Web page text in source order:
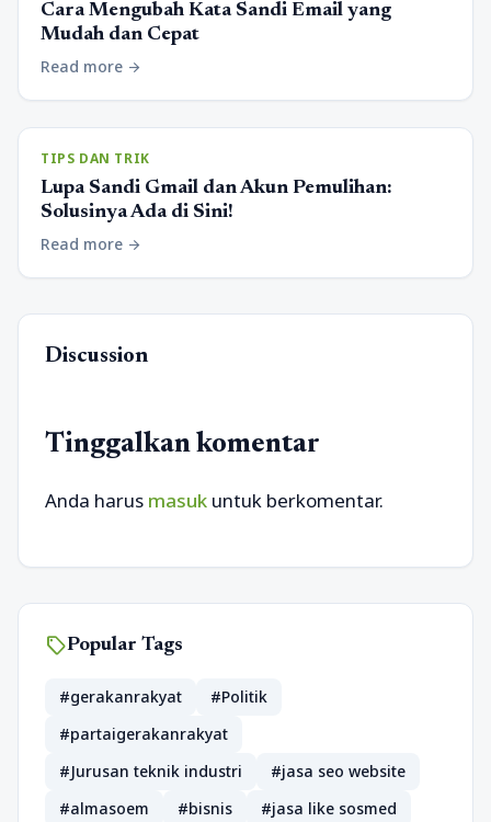
Cara Mengubah Kata Sandi Email yang
Mudah dan Cepat
Read more arrow_forward
TIPS DAN TRIK
Lupa Sandi Gmail dan Akun Pemulihan:
Solusinya Ada di Sini!
Read more arrow_forward
Discussion
Tinggalkan komentar
Anda harus masuk untuk berkomentar.
sellPopular Tags
#gerakanrakyat
#Politik
#partaigerakanrakyat
#Jurusan teknik industri
#jasa seo website
#almasoem
#bisnis
#jasa like sosmed